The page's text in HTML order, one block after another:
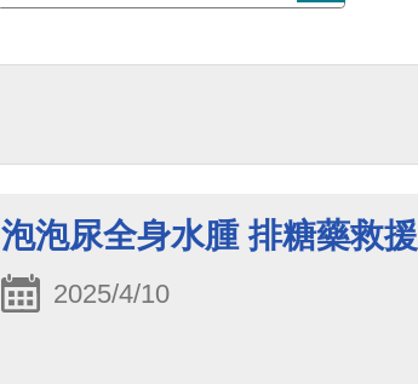
泡泡尿全身水腫 排糖藥救援
2025/4/10